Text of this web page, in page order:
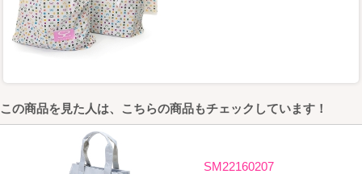
この商品を見た人は、こちらの商品もチェックしています！
SM22160207